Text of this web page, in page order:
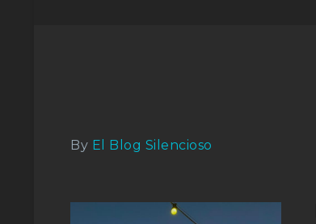
By El Blog Silencioso